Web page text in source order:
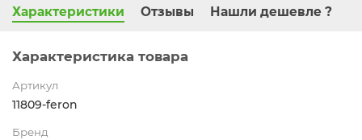
Характеристики Отзывы Нашли дешевле ?
Характеристика товара
Артикул
11809-feron
Бренд